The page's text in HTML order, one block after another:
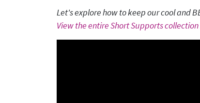
Let's explore how to keep our cool and
View the entire Short Supports collection